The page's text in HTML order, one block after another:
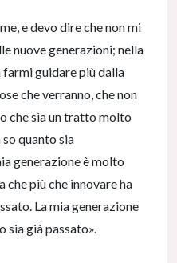
e devo dire che non mi
nuove generazioni; nella
guidare più dalla
che verranno, che non
che sia un tratto molto
quanto sia
generazione è molto
che più che innovare ha
La mia generazione
sia già passato».